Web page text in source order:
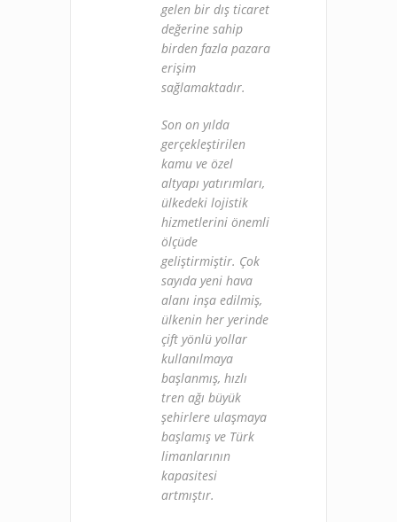
gelen bir dış ticaret
değerine sahip
birden fazla pazara
erişim
sağlamaktadır.
Son on yılda
gerçekleştirilen
kamu ve özel
altyapı yatırımları,
ülkedeki lojistik
hizmetlerini önemli
ölçüde
geliştirmiştir. Çok
sayıda yeni hava
alanı inşa edilmiş,
ülkenin her yerinde
çift yönlü yollar
kullanılmaya
başlanmış, hızlı
tren ağı büyük
şehirlere ulaşmaya
başlamış ve Türk
limanlarının
kapasitesi
artmıştır.